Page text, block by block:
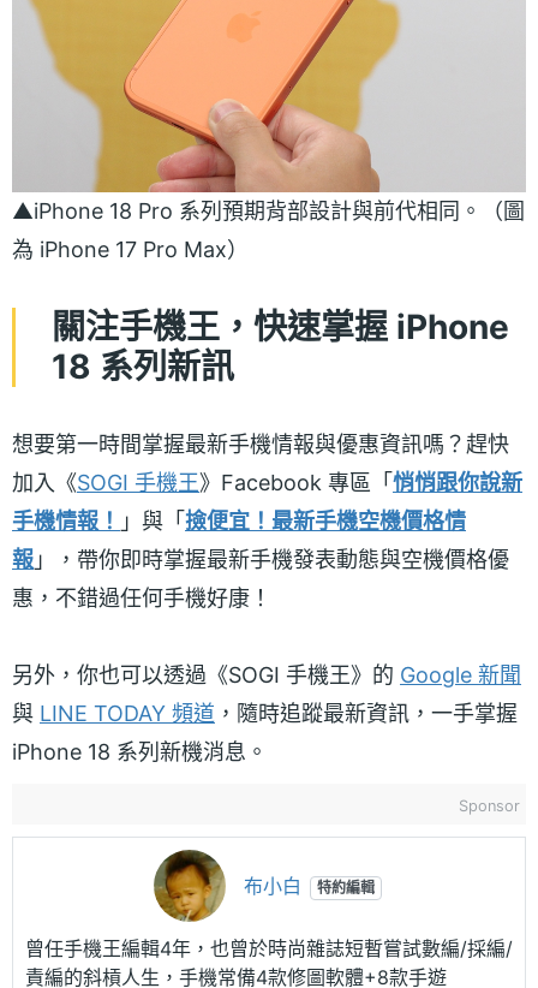
▲iPhone 18 Pro 系列預期背部設計與前代相同。（圖
為 iPhone 17 Pro Max）
關注手機王，快速掌握 iPhone
18 系列新訊
想要第一時間掌握最新手機情報與優惠資訊嗎？趕快
加入《SOGI 手機王》Facebook 專區「悄悄跟你說新
手機情報！ 」與「撿便宜！最新手機空機價格情
報 」，帶你即時掌握最新手機發表動態與空機價格優
惠，不錯過任何手機好康！
另外，你也可以透過《SOGI 手機王》的 Google 新聞
與 LINE TODAY 頻道 ，隨時追蹤最新資訊，一手掌握
iPhone 18 系列新機消息。
Sponsor
布小白 特約編輯
曾任手機王編輯4年，也曾於時尚雜誌短暫嘗試數編/採編/
責編的斜槓人生，手機常備4款修圖軟體+8款手遊